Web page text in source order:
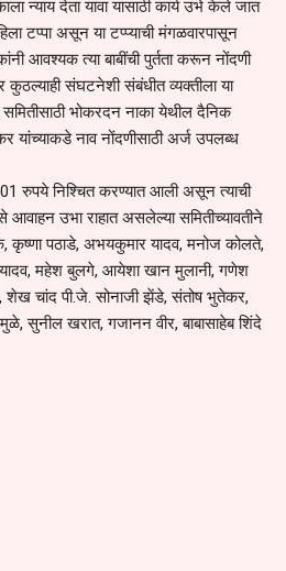
न्याय देता यावा यासाठी कार्य उभे केले जात
टप्पा असून या टप्प्याची मंगळवारपासून
आवश्यक त्या बाबींची पुर्तता करून नोंदणी
कुठल्याही संघटनेशी संबंधीत व्यक्तीला या
भोकरदन नाका येथील दैनिक
यांच्याकडे नाव नोंदणीसाठी अर्ज उपलब्ध
रुपये निश्‍चित करण्यात आली असून त्याची
आवाहन उभा राहात असलेल्या समितीच्यावतीने
पठाडे, अभयकुमार यादव, मनोज कोलते,
महेश बुलगे, आयेशा खान मुलानी, गणेश
शेख चांद पी.जे. सोनाजी झेंडे, संतोष भुतेकर,
सुनील खरात, गजानन वीर, बाबासाहेब शिंदे